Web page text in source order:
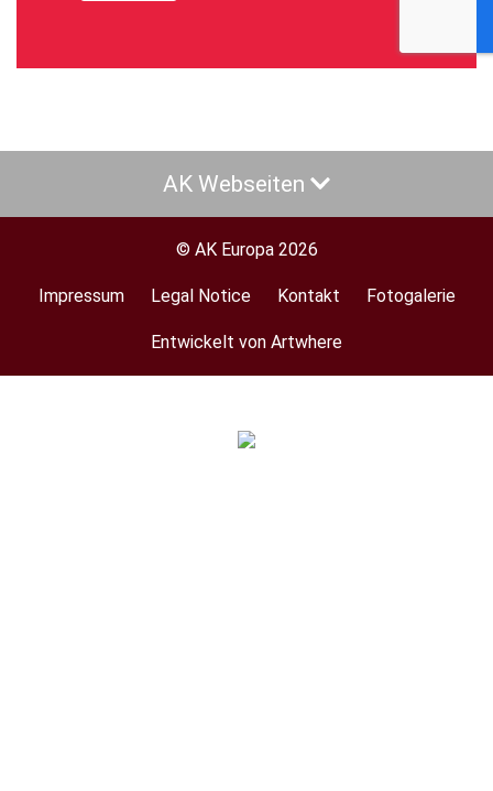
AK Webseiten
© AK Europa 2026
Footer
Impressum Legal Notice Kontakt Fotogalerie
Entwickelt von Artwhere